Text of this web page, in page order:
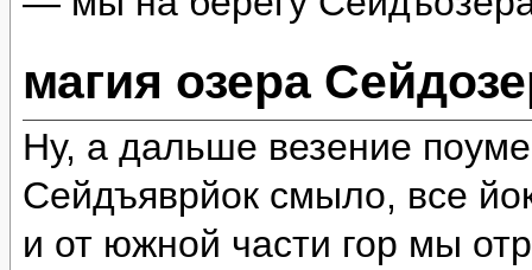
магия озера
Ну, а дальше везение
Сейдъяврйок смыло, все
и от южной части гор мы